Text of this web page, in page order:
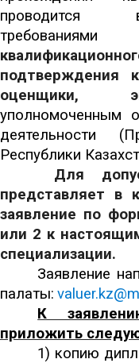
подтверждения
оценщики,
уполномоченным
деятельности
Республики
Для
представляет в
заявление по
или 2 к
специализации.
Заявление
палаты:
К
приложить
1) копию